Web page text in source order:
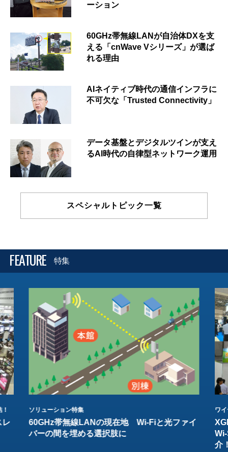
ーション
60GHz帯無線LANが自治体DXを支
える「cnWave Vシリーズ」が選ば
れる理由
AIネイティブ時代の通信インフラに
不可欠な「Trusted Connectivity」
データ基盤とデジタルツインが支え
るAI時代の自律型ネットワーク運用
スペシャルトピック一覧
FEATURE 特集
レ
ソリューション特集
60GHz帯無線LANの現在地 Wi-Fiと光ファイ
バーの間を埋める選択肢に
ワ
介